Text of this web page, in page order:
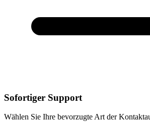
Sofortiger Support
Wählen Sie Ihre bevorzugte Art der